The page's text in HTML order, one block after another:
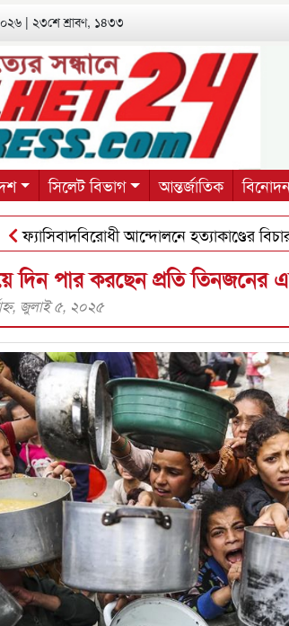
| ২৩শে শ্রাবণ, ১৪৩৩
সিলেট বিভাগ আন্তর্জাতিক
ফ্যাসিবাদবিরোধী আন্দোলনে হত্যাকাণ্ডের বিচার হবে
প্রার্থী সাংবাদিক রুমন
আদর্শ
দিন পার করছেন প্রতি তিনজনের
জুলাই ৫, ২০২৫